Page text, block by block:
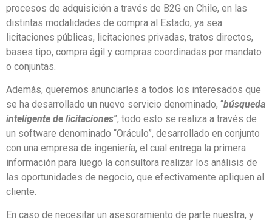
procesos de adquisición a través de B2G en Chile, en las
distintas modalidades de compra al Estado, ya sea:
licitaciones públicas, licitaciones privadas, tratos directos,
bases tipo, compra ágil y compras coordinadas por mandato
o conjuntas.
Además, queremos anunciarles a todos los interesados que
se ha desarrollado un nuevo servicio denominado, “búsqueda
inteligente de licitaciones”, todo esto se realiza a través de
un software denominado “Oráculo”, desarrollado en conjunto
con una empresa de ingeniería, el cual entrega la primera
información para luego la consultora realizar los análisis de
las oportunidades de negocio, que efectivamente apliquen al
cliente.
En caso de necesitar un asesoramiento de parte nuestra, y